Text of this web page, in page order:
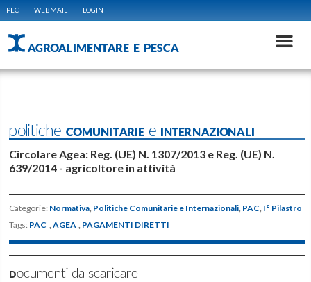
PEC WEBMAIL LOGIN
AGROALIMENTARE E PESCA
politiche COMUNITARIE e INTERNAZIONALI
Circolare Agea: Reg. (UE) N. 1307/2013 e Reg. (UE) N.
639/2014 - agricoltore in attività
Categorie: Normativa, Politiche Comunitarie e Internazionali, PAC, I° Pilastro
Tags: PAC , AGEA , PAGAMENTI DIRETTI
Documenti da scaricare